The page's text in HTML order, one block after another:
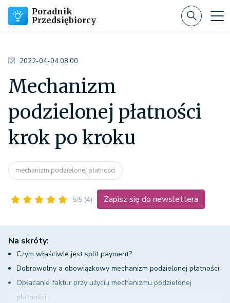
Poradnik
Przedsiębiorcy
2022-04-04 08:00
Mechanizm
podzielonej płatności
krok po kroku
mechanizm podzielonej płatności
5/5 (4) Zapisz się do newslettera
Na skróty:
Czym właściwie jest split payment?
Dobrowolny a obowiązkowy mechanizm podzielonej płatności
Opłacanie faktur przy użyciu mechanizmu podzielonej
płatności